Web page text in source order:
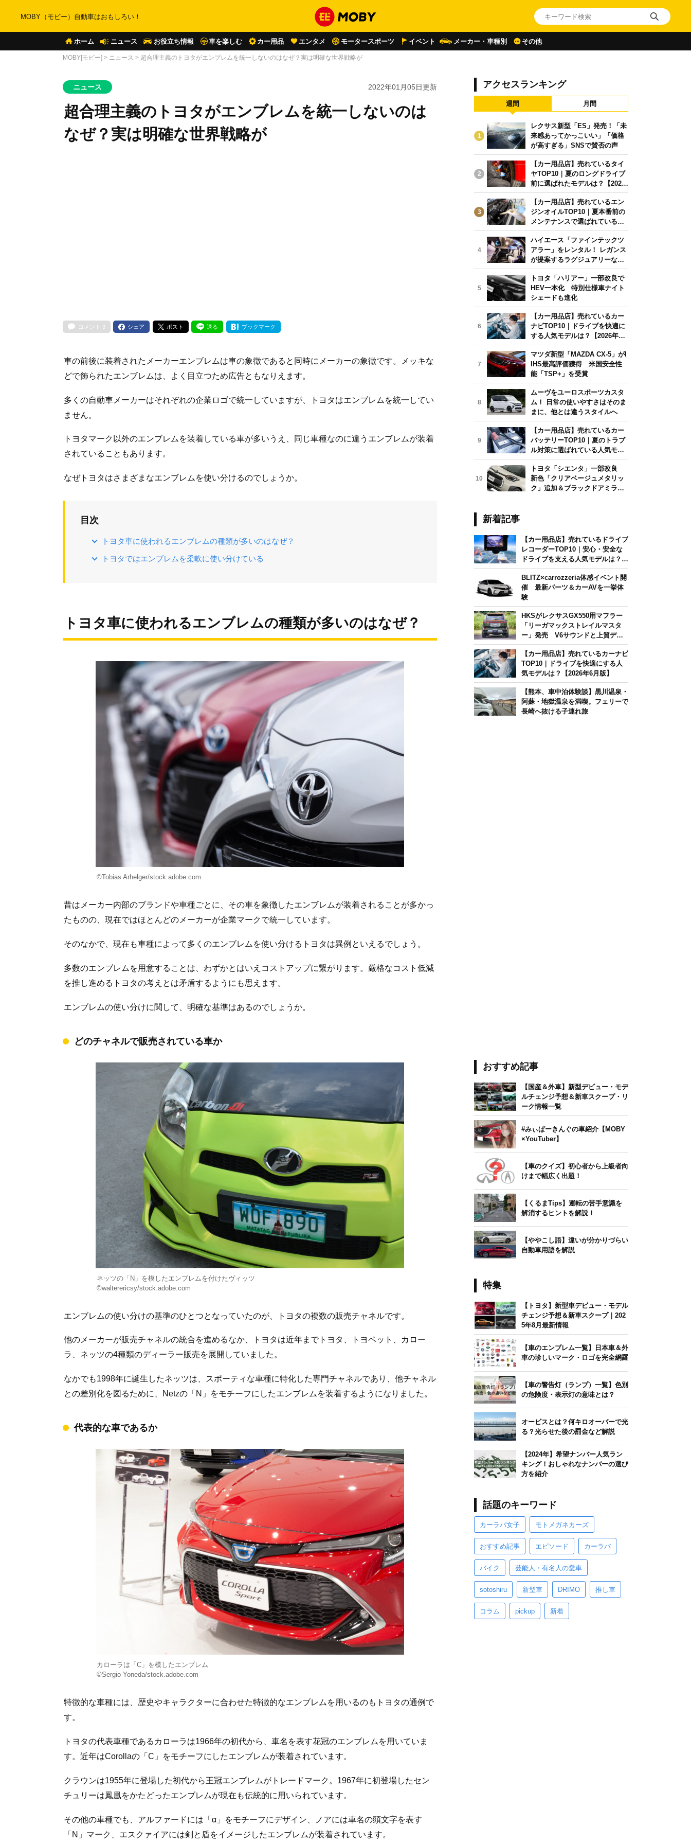
MOBY（モビー）自動車はおもしろい！
ホーム ニュース お役立ち情報 車を楽しむ カー用品 エンタメ モータースポーツ イベント メーカー・車種別 その他
MOBY[モビー] > ニュース > 超合理主義のトヨタがエンブレムを統一しないのはなぜ？実は明確な世界戦略が
ニュース 2022年01月05日更新
超合理主義のトヨタがエンブレムを統一しないのは
なぜ？実は明確な世界戦略が
コメント 3 シェア ポスト 送る ブックマーク
車の前後に装着されたメーカーエンブレムは車の象徴であると同時にメーカーの象徴です。メッキな
どで飾られたエンブレムは、よく目立つため広告ともなりえます。
多くの自動車メーカーはそれぞれの企業ロゴで統一していますが、トヨタはエンブレムを統一してい
ません。
トヨタマーク以外のエンブレムを装着している車が多いうえ、同じ車種なのに違うエンブレムが装着
されていることもあります。
なぜトヨタはさまざまなエンブレムを使い分けるのでしょうか。
目次
トヨタ車に使われるエンブレムの種類が多いのはなぜ？
トヨタではエンブレムを柔軟に使い分けている
トヨタ車に使われるエンブレムの種類が多いのはなぜ？
©Tobias Arhelger/stock.adobe.com
昔はメーカー内部のブランドや車種ごとに、その車を象徴したエンブレムが装着されることが多かっ
たものの、現在ではほとんどのメーカーが企業マークで統一しています。
そのなかで、現在も車種によって多くのエンブレムを使い分けるトヨタは異例といえるでしょう。
多数のエンブレムを用意することは、わずかとはいえコストアップに繋がります。厳格なコスト低減
を推し進めるトヨタの考えとは矛盾するようにも思えます。
エンブレムの使い分けに関して、明確な基準はあるのでしょうか。
どのチャネルで販売されている車か
ネッツの「N」を模したエンブレムを付けたヴィッツ
©walterericsy/stock.adobe.com
エンブレムの使い分けの基準のひとつとなっていたのが、トヨタの複数の販売チャネルです。
他のメーカーが販売チャネルの統合を進めるなか、トヨタは近年までトヨタ、トヨペット、カロー
ラ、ネッツの4種類のディーラー販売を展開していました。
なかでも1998年に誕生したネッツは、スポーティな車種に特化した専門チャネルであり、他チャネル
との差別化を図るために、Netzの「N」をモチーフにしたエンブレムを装着するようになりました。
代表的な車であるか
カローラは「C」を模したエンブレム
©Sergio Yoneda/stock.adobe.com
特徴的な車種には、歴史やキャラクターに合わせた特徴的なエンブレムを用いるのもトヨタの通例で
す。
トヨタの代表車種であるカローラは1966年の初代から、車名を表す花冠のエンブレムを用いていま
す。近年はCorollaの「C」をモチーフにしたエンブレムが装着されています。
クラウンは1955年に登場した初代から王冠エンブレムがトレードマーク。1967年に初登場したセン
チュリーは鳳凰をかたどったエンブレムが現在も伝統的に用いられています。
その他の車種でも、アルファードには「α」をモチーフにデザイン、ノアには車名の頭文字を表す
「N」マーク、エスクァイアには剣と盾をイメージしたエンブレムが装着されています。
アクセスランキング
週間 月間
1
レクサス新型「ES」発売！「未
来感あってかっこいい」「価格
が高すぎる」SNSで賛否の声
2
【カー用品店】売れているタイ
ヤTOP10｜夏のロングドライブ
前に選ばれたモデルは？【2026
年6月版】
3
【カー用品店】売れているエン
ジンオイルTOP10｜夏本番前の
メンテナンスで選ばれている人
気モデルは？【2026年6月版】
4
ハイエース「ファインテックツ
アラー」をレンタル！ レガンス
が提案するラグジュアリーな移
動体験
5
トヨタ「ハリアー」一部改良で
HEV一本化 特別仕様車ナイト
シェードも進化
6
【カー用品店】売れているカー
ナビTOP10｜ドライブを快適に
する人気モデルは？【2026年6
月版】
7
マツダ新型「MAZDA CX-5」がI
IHS最高評価獲得 米国安全性
能「TSP+」を受賞
8
ムーヴをユーロスポーツカスタ
ム！ 日常の使いやすさはそのま
まに、他とは違うスタイルへ
9
【カー用品店】売れているカー
バッテリーTOP10｜夏のトラブ
ル対策に選ばれている人気モデ
ルは？【2026年6月版】
10
トヨタ「シエンタ」一部改良
新色「クリアベージュメタリッ
ク」追加＆ブラックドアミラー
新着記事
【カー用品店】売れているドライブ
レコーダーTOP10｜安心・安全な
ドライブを支える人気モデルは？
【2026年6月版】
BLITZ×carrozzeria体感イベント開
催 最新パーツ＆カーAVを一挙体
験
HKSがレクサスGX550用マフラー
「リーガマックストレイルマスタ
ー」発売 V6サウンドと上質デザ
インを両立
【カー用品店】売れているカーナビ
TOP10｜ドライブを快適にする人
気モデルは？【2026年6月版】
【熊本、車中泊体験談】黒川温泉・
阿蘇・地獄温泉を満喫。フェリーで
長崎へ抜ける子連れ旅
おすすめ記事
【国産＆外車】新型デビュー・モデ
ルチェンジ予想＆新車スクープ・リ
ーク情報一覧
#みぃぱーきんぐの車紹介【MOBY
×YouTuber】
【車のクイズ】初心者から上級者向
けまで幅広く出題！
【くるまTips】運転の苦手意識を
解消するヒントを解説！
【ややこし語】違いが分かりづらい
自動車用語を解説
特集
【トヨタ】新型車デビュー・モデル
チェンジ予想＆新車スクープ｜202
5年8月最新情報
【車のエンブレム一覧】日本車＆外
車の珍しいマーク・ロゴを完全網羅
【車の警告灯（ランプ）一覧】色別
の危険度・表示灯の意味とは？
オービスとは？何キロオーバーで光
る？光らせた後の罰金など解説
【2024年】希望ナンバー人気ラン
キング！おしゃれなナンバーの選び
方を紹介
話題のキーワード
カーラバ女子 モトメガネカーズ
おすすめ記事 エピソード カーラバ
バイク 芸能人・有名人の愛車
sotoshiru 新型車 DRIMO 推し車
コラム pickup 新着